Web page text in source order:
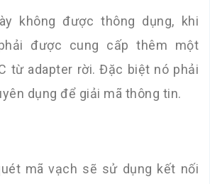
không được thông dụng, khi
được cung cấp thêm một
từ adapter rời. Đặc biệt nó phải
dụng để giải mã thông tin.
mã vạch sẽ sử dụng kết nối